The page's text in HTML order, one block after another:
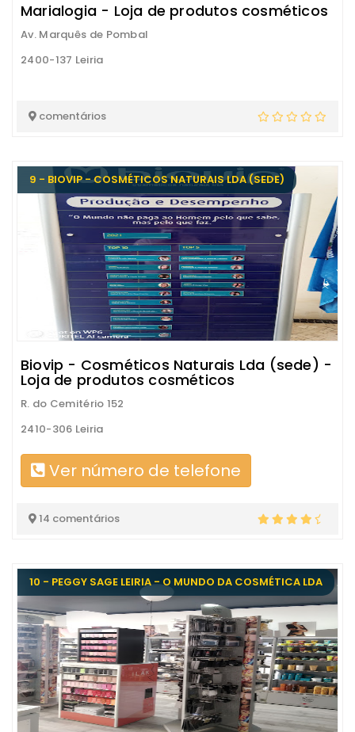
Marialogia - Loja de produtos cosméticos
Av. Marquês de Pombal
2400-137 Leiria
comentários
9 - BIOVIP - COSMÉTICOS NATURAIS LDA (SEDE)
Biovip - Cosméticos Naturais Lda (sede) -
Loja de produtos cosméticos
R. do Cemitério 152
2410-306 Leiria
Ver número de telefone
14 comentários
10 - PEGGY SAGE LEIRIA - O MUNDO DA COSMÉTICA LDA